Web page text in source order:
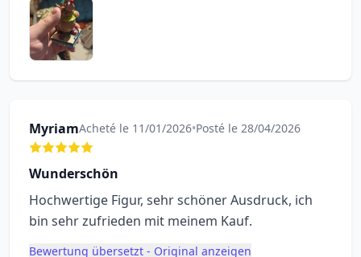
MyriamAcheté le 11/01/2026•Posté le 28/04/2026
Wunderschön
Hochwertige Figur, sehr schöner Ausdruck, ich
bin sehr zufrieden mit meinem Kauf.
Bewertung übersetzt - Original anzeigen